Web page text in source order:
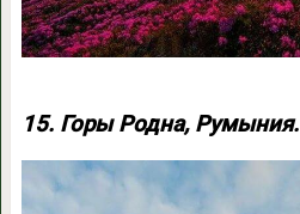
15. Горы Родна, Румыния.